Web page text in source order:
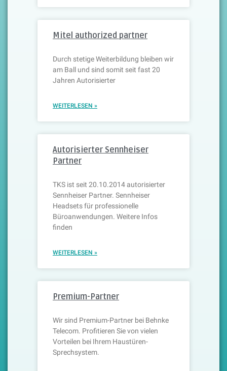
Mitel authorized partner
Durch stetige Weiterbildung bleiben wir
am Ball und sind somit seit fast 20
Jahren Autorisierter
WEITERLESEN »
Autorisierter Sennheiser
Partner
TKS ist seit 20.10.2014 autorisierter
Sennheiser Partner. Sennheiser
Headsets für professionelle
Büroanwendungen. Weitere Infos
finden
WEITERLESEN »
Premium-Partner
Wir sind Premium-Partner bei Behnke
Telecom. Profitieren Sie von vielen
Vorteilen bei Ihrem Haustüren-
Sprechsystem.